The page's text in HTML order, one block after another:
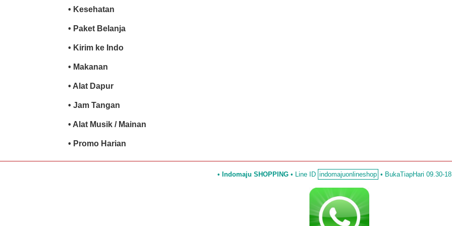
• Kesehatan
• Paket Belanja
• Kirim ke Indo
• Makanan
• Alat Dapur
• Jam Tangan
• Alat Musik / Mainan
• Promo Harian
• Indomaju SHOPPING • Line ID indomajuonlineshop • BukaTiapHari 09.30-